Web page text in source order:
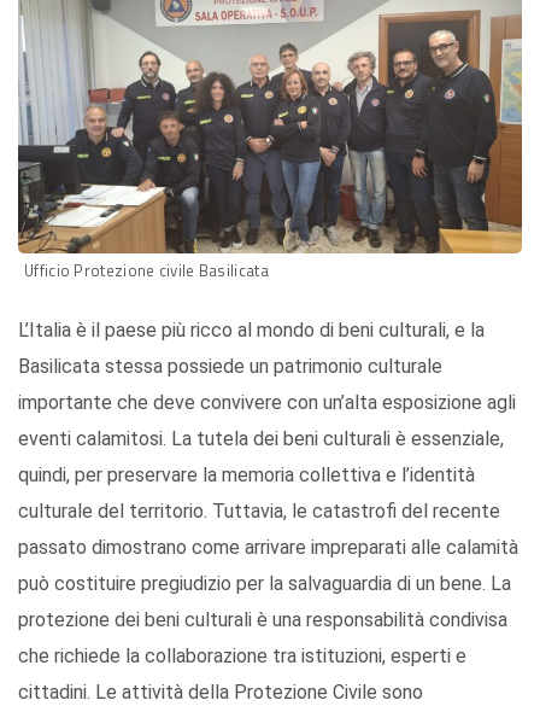
Ufficio Protezione civile Basilicata
L’Italia è il paese più ricco al mondo di beni culturali, e la
Basilicata stessa possiede un patrimonio culturale
importante che deve convivere con un’alta esposizione agli
eventi calamitosi. La tutela dei beni culturali è essenziale,
quindi, per preservare la memoria collettiva e l’identità
culturale del territorio. Tuttavia, le catastrofi del recente
passato dimostrano come arrivare impreparati alle calamità
può costituire pregiudizio per la salvaguardia di un bene. La
protezione dei beni culturali è una responsabilità condivisa
che richiede la collaborazione tra istituzioni, esperti e
cittadini. Le attività della Protezione Civile sono